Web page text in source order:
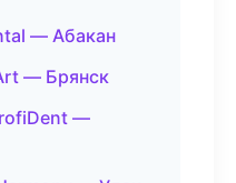
— Абакан
— Брянск
—